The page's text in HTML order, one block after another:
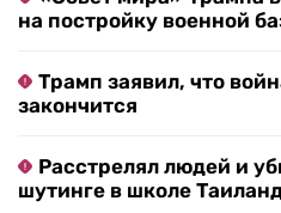
на постройку военной
Трамп заявил, что
закончится
Расстрелял людей и
шутинге в школе